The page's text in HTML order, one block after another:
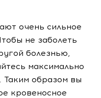
очень сильное
не заболеть
болезнью,
максимально
Таким образом вы
кровеносное